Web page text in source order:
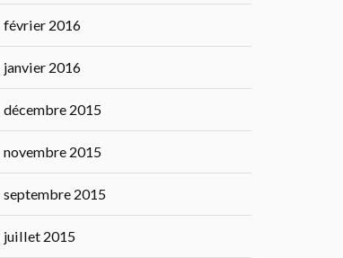
février 2016
janvier 2016
décembre 2015
novembre 2015
septembre 2015
juillet 2015